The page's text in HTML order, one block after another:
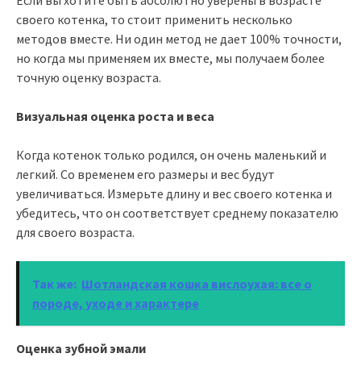
своего котенка, то стоит применить несколько
методов вместе. Ни один метод не дает 100% точности,
но когда мы применяем их вместе, мы получаем более
точную оценку возраста.
Визуальная оценка роста и веса
Когда котенок только родился, он очень маленький и
легкий. Со временем его размеры и вес будут
увеличиваться. Измерьте длину и вес своего котенка и
убедитесь, что он соответствует среднему показателю
для своего возраста.
Так же: Шотландская кошка вислоухая: все о
породе, уходе и характере
Оценка зубной эмали